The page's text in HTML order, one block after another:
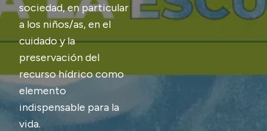
Consulta de pago a proveedores
Convocatorias
sociedad, en particular
a los niños/as, en el
cuidado y la
preservación del
recurso hídrico como
elemento
indispensable para la
vida.